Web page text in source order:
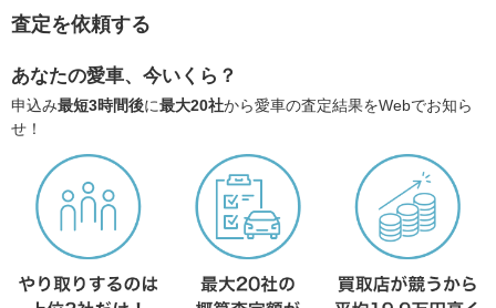
査定を依頼する
あなたの愛車、今いくら？
申込み最短3時間後に最大20社から愛車の査定結果をWebでお知ら
せ！